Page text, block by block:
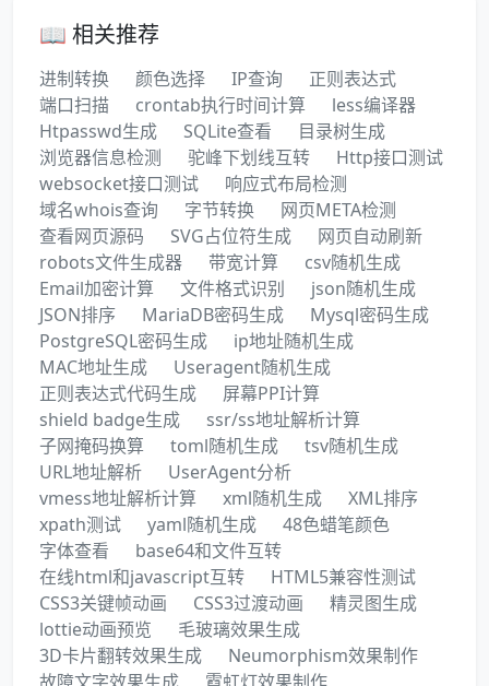
📖 相关推荐
进制转换 颜色选择 IP查询
正则表达式
端口扫描
crontab执行时间计算
less编译器
Htpasswd生成
SQLite查看
目录树生成
浏览器信息检测
驼峰下划线互转
Http接口测试
websocket接口测试
响应式布局检测
域名whois查询
字节转换
网页META检测
查看网页源码
SVG占位符生成
网页自动刷新
robots文件生成器
带宽计算
csv随机生成
Email加密计算
文件格式识别
json随机生成
JSON排序
MariaDB密码生成
Mysql密码生成
PostgreSQL密码生成
ip地址随机生成
MAC地址生成
Useragent随机生成
正则表达式代码生成
屏幕PPI计算
shield badge生成
ssr/ss地址解析计算
子网掩码换算
toml随机生成
tsv随机生成
URL地址解析
UserAgent分析
vmess地址解析计算
xml随机生成
XML排序
xpath测试
yaml随机生成
48色蜡笔颜色
字体查看
base64和文件互转
在线html和javascript互转
HTML5兼容性测试
CSS3关键帧动画
CSS3过渡动画
精灵图生成
lottie动画预览
毛玻璃效果生成
3D卡片翻转效果生成
Neumorphism效果制作